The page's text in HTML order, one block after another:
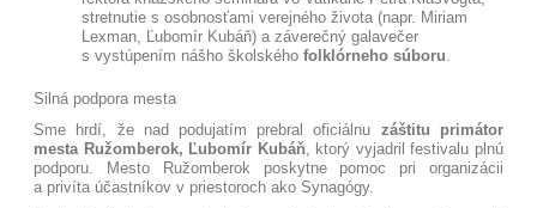
stretnutie s osobnosťami verejného života (napr. Miriam
Lexman, Ľubomír Kubáň) a záverečný galavečer
s vystúpením nášho školskéhofolklórneho súboru.
Silná podpora mesta
Sme hrdí, že nad podujatím prebral oficiálnu záštitu primátor
mesta Ružomberok, Ľubomír Kubáň, ktorý vyjadril festivalu plnú
podporu. Mesto Ružomberok poskytne pomoc pri organizácii
a privíta účastníkov v priestoroch ako Synagógy.